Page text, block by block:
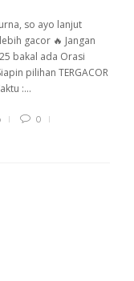
so ayo lanjut
gacor 🔥 Jangan
bakal ada Orasi
pilihan TERGACOR
:...
0